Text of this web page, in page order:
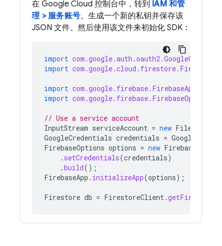
在 Google Cloud 控制台中，转到 IAM 和管
理 > 服务账号。生成一个新的私钥并保存该
JSON 文件。然后使用该文件来初始化 SDK：
import
import com.google.cloud.firestore.Firestore
import com.google.firebase.FirebaseApp
import com.google.firebase.FirebaseOptions
// Use a service account
InputStream serviceAccount = new
GoogleCredentials credentials =
FirebaseOptions options = new
. setCredentials(credentials)
.build();
FirebaseApp . initializeApp(options);
Firestore db = FirestoreClient.getFirestore